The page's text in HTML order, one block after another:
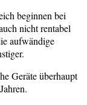
beginnen bei
nicht rentabel
aufwändige
Geräte überhaupt